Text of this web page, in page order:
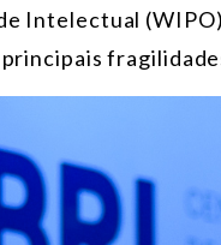
Intelectual